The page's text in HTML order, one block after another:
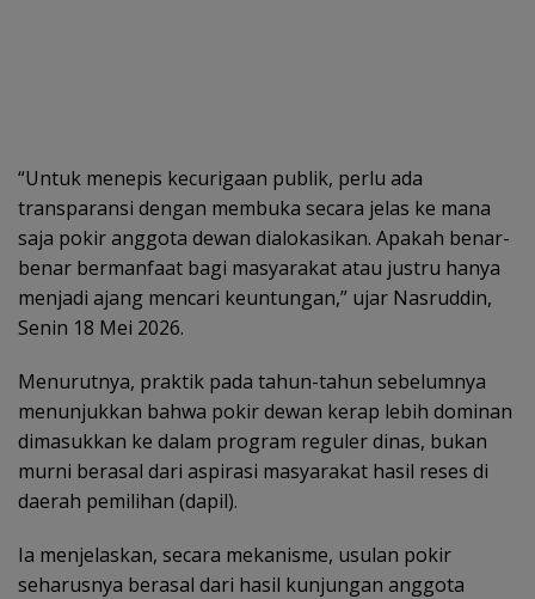
“Untuk menepis kecurigaan publik, perlu ada
transparansi dengan membuka secara jelas ke mana
saja pokir anggota dewan dialokasikan. Apakah benar-
benar bermanfaat bagi masyarakat atau justru hanya
menjadi ajang mencari keuntungan,” ujar Nasruddin,
Senin 18 Mei 2026.
Menurutnya, praktik pada tahun-tahun sebelumnya
menunjukkan bahwa pokir dewan kerap lebih dominan
dimasukkan ke dalam program reguler dinas, bukan
murni berasal dari aspirasi masyarakat hasil reses di
daerah pemilihan (dapil).
Ia menjelaskan, secara mekanisme, usulan pokir
seharusnya berasal dari hasil kunjungan anggota